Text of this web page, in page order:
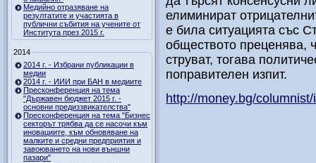
Медийно отразяване на
резултатите и участията в
публични събития на учените от
Института през 2015 г.
2014
2014 г. - Избрани публикации в
медии
2014 г. - ИИИ при БАН в медиите
Пресконференция на тема
"Държавен бюджет 2015 г. -
основни предиззвикателства"
Пресконференция на тема "Бизнес
секторът трябва да се насочи към
иновациите, към обновяване на
малките и средни предприятия и
завоюването на нови външни
пазари"
елиминират
е била ситуацията със
обществото преценява,
струват, тогава
поправителен изпит.
http://money.bg/